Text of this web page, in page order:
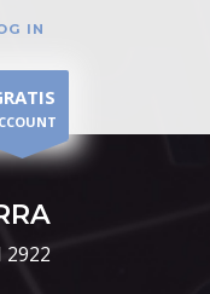
IN
2922